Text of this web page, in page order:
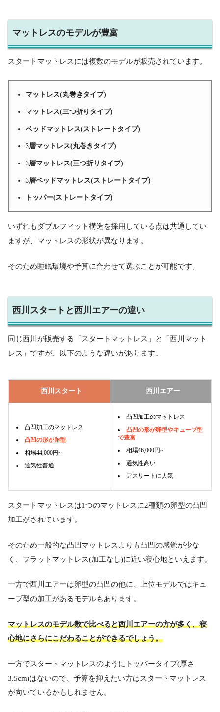
マットレスのモデルが豊富
スタートマットレスには複数のモデルが販売されています。
マットレス(丸巻きタイプ)
マットレス(三つ折りタイプ)
ベッドマットレス(ストレートタイプ)
3層マットレス(丸巻きタイプ)
3層マットレス(三つ折りタイプ)
3層ベッドマットレス(ストレートタイプ)
トッパー(ストレートタイプ)
いずれもダブルフィット構造を採用している点は共通してい
ますが、マットレスの形状が異なります。
そのため睡眠環境や予算に合わせて選ぶことが可能です。
西川スタートと西川エアーの違い
同じ西川が販売する「スタートマットレス」と「西川マット
レス」ですが、以下のような違いがあります。
西川スタート 西川エアー
凸凹加工のマットレス
凸凹の形が卵型
相場44,000円~
通気性普通
凸凹加工のマットレス
凸凹の形が卵型やキューブ型
で豊富
相場46,000円~
通気性高い
アスリートに人気
スタートマットレスは1つのマットレスに2種類の卵型の凸凹
加工がされています。
そのため一般的な凸凹マットレスよりも凸凹の感覚が少な
く、フラットマットレス(加工なし)に近い寝心地といえます。
一方で西川エアーは卵型の凸凹の他に、上位モデルではキュ
ーブ型の加工があるモデルもあります。
マットレスのモデル数で比べると西川エアーの方が多く、寝
心地にさらにこだわることができるでしょう。
一方でスタートマットレスのようにトッパータイプ(厚さ
3.5cm)はないので、予算を抑えたい方はスタートマットレス
が向いているかもしれません。